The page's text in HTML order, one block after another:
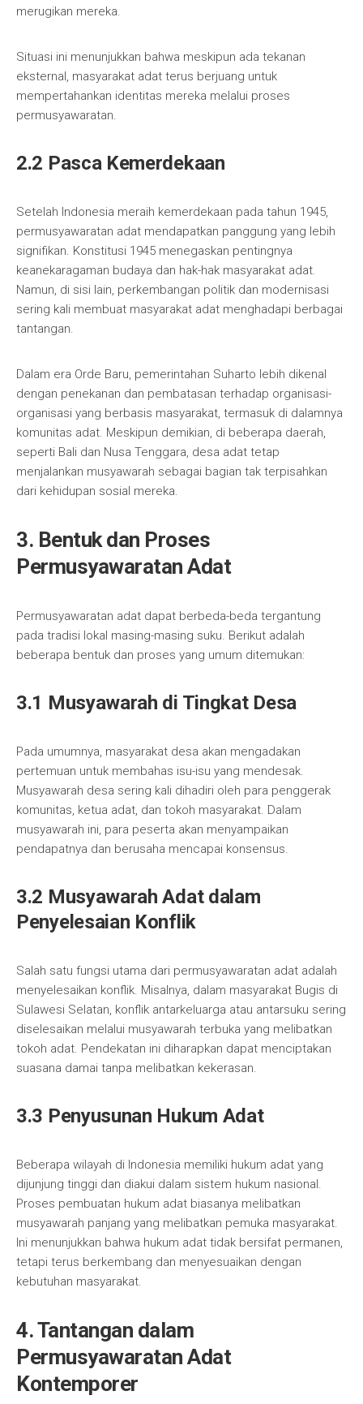
merugikan mereka.
Situasi ini menunjukkan bahwa meskipun ada tekanan
eksternal, masyarakat adat terus berjuang untuk
mempertahankan identitas mereka melalui proses
permusyawaratan.
2.2 Pasca Kemerdekaan
Setelah Indonesia meraih kemerdekaan pada tahun 1945,
permusyawaratan adat mendapatkan panggung yang lebih
signifikan. Konstitusi 1945 menegaskan pentingnya
keanekaragaman budaya dan hak-hak masyarakat adat.
Namun, di sisi lain, perkembangan politik dan modernisasi
sering kali membuat masyarakat adat menghadapi berbagai
tantangan.
Dalam era Orde Baru, pemerintahan Suharto lebih dikenal
dengan penekanan dan pembatasan terhadap organisasi-
organisasi yang berbasis masyarakat, termasuk di dalamnya
komunitas adat. Meskipun demikian, di beberapa daerah,
seperti Bali dan Nusa Tenggara, desa adat tetap
menjalankan musyawarah sebagai bagian tak terpisahkan
dari kehidupan sosial mereka.
3. Bentuk dan Proses
Permusyawaratan Adat
Permusyawaratan adat dapat berbeda-beda tergantung
pada tradisi lokal masing-masing suku. Berikut adalah
beberapa bentuk dan proses yang umum ditemukan:
3.1 Musyawarah di Tingkat Desa
Pada umumnya, masyarakat desa akan mengadakan
pertemuan untuk membahas isu-isu yang mendesak.
Musyawarah desa sering kali dihadiri oleh para penggerak
komunitas, ketua adat, dan tokoh masyarakat. Dalam
musyawarah ini, para peserta akan menyampaikan
pendapatnya dan berusaha mencapai konsensus.
3.2 Musyawarah Adat dalam
Penyelesaian Konflik
Salah satu fungsi utama dari permusyawaratan adat adalah
menyelesaikan konflik. Misalnya, dalam masyarakat Bugis di
Sulawesi Selatan, konflik antarkeluarga atau antarsuku sering
diselesaikan melalui musyawarah terbuka yang melibatkan
tokoh adat. Pendekatan ini diharapkan dapat menciptakan
suasana damai tanpa melibatkan kekerasan.
3.3 Penyusunan Hukum Adat
Beberapa wilayah di Indonesia memiliki hukum adat yang
dijunjung tinggi dan diakui dalam sistem hukum nasional.
Proses pembuatan hukum adat biasanya melibatkan
musyawarah panjang yang melibatkan pemuka masyarakat.
Ini menunjukkan bahwa hukum adat tidak bersifat permanen,
tetapi terus berkembang dan menyesuaikan dengan
kebutuhan masyarakat.
4. Tantangan dalam
Permusyawaratan Adat
Kontemporer